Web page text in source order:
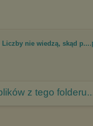
Liczby nie wiedzą, skąd p...
z tego